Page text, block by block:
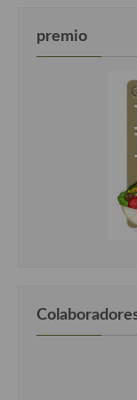
Cocina portuguesa
premio